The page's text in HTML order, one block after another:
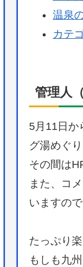
温泉
カテ
管理人
5月11日か
グ湯めぐ
その間は
また、コ
いますの
たっぷり
もしも九